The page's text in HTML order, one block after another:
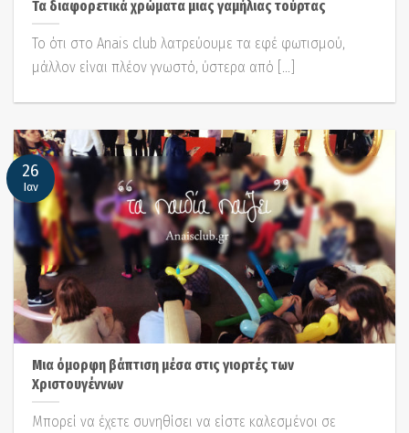
Τα διαφορετικά χρώματα μιας γαμήλιας τούρτας
Το ότι στο Anais club λατρεύουμε τα εφέ φωτισμού,
μάλλον είναι πλέον γνωστό, ύστερα από [...]
Μια όμορφη βάπτιση μέσα στις γιορτές των
Χριστουγέννων
Μπορεί να έχετε συνηθίσει να είστε καλεσμένοι σε
26
Ιαν